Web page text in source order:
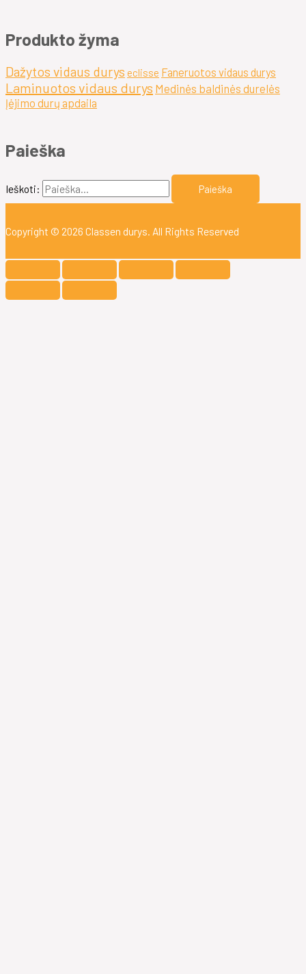
Produkto žyma
Dažytos vidaus durys eclisse Faneruotos vidaus durys
Laminuotos vidaus durys Medinės baldinės durelės
Įėjimo durų apdaila
Paieška
Ieškoti:
Copyright © 2026 Classen durys . All Rights Reserved